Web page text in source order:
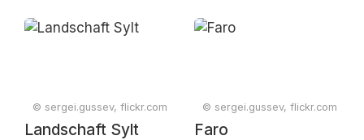
© sergei.gussev, flickr.com
Landschaft Sylt
© sergei.gussev, flickr.com
Faro